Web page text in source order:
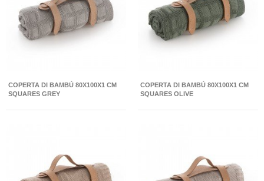
COPERTA DI BAMBÚ 80X100X1 CM
SQUARES GREY
COPERTA DI BAMBÚ 80X100X1 CM
SQUARES OLIVE